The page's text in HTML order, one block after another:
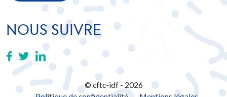
NOUS SUIVRE
© cftc-idf - 2026